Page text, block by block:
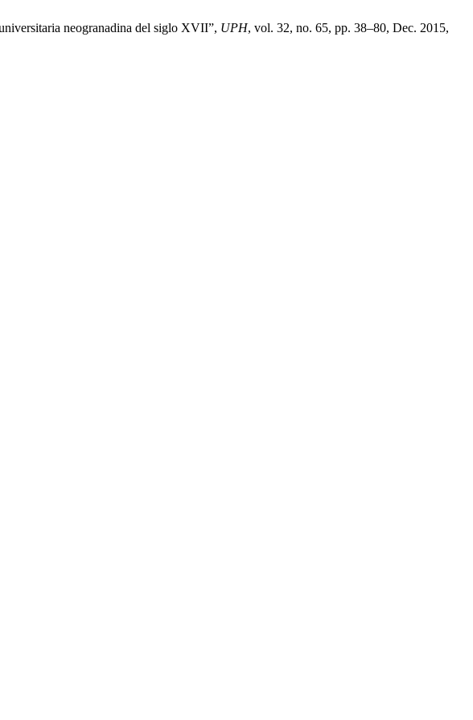
neogranadina del siglo XVII”, UPH, vol. 32, no. 65, pp. 38–80, Dec. 2015,